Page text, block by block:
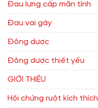
Đau lưng cấp mãn tính
Đau vai gáy
Đông dược
Đông dược thiết yếu
GIỚI THIỆU
Hội chứng ruột kích thích